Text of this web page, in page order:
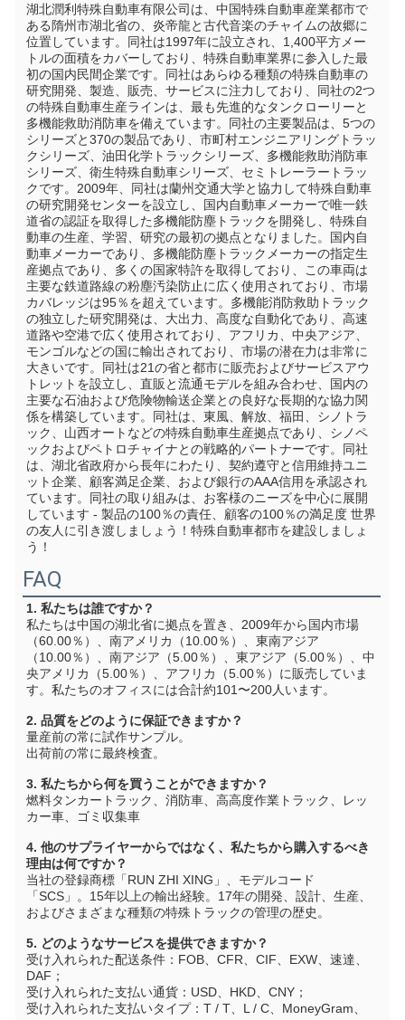
湖北潤利特殊自動車有限公司は、中国特殊自動車産業都市で
ある隋州市湖北省の、炎帝龍と古代音楽のチャイムの故郷に
位置しています。同社は1997年に設立され、1,400平方メー
トルの面積をカバーしており、特殊自動車業界に参入した最
初の国内民間企業です。同社はあらゆる種類の特殊自動車の
研究開発、製造、販売、サービスに注力しており、同社の2つ
の特殊自動車生産ラインは、最も先進的なタンクローリーと
多機能救助消防車を備えています。同社の主要製品は、5つの
シリーズと370の製品であり、市町村エンジニアリングトラッ
クシリーズ、油田化学トラックシリーズ、多機能救助消防車
シリーズ、衛生特殊自動車シリーズ、セミトレーラートラッ
クです。2009年、同社は蘭州交通大学と協力して特殊自動車
の研究開発センターを設立し、国内自動車メーカーで唯一鉄
道省の認証を取得した多機能防塵トラックを開発し、特殊自
動車の生産、学習、研究の最初の拠点となりました。国内自
動車メーカーであり、多機能防塵トラックメーカーの指定生
産拠点であり、多くの国家特許を取得しており、この車両は
主要な鉄道路線の粉塵汚染防止に広く使用されており、市場
カバレッジは95％を超えています。多機能消防救助トラック
の独立した研究開発は、大出力、高度な自動化であり、高速
道路や空港で広く使用されており、アフリカ、中央アジア、
モンゴルなどの国に輸出されており、市場の潜在力は非常に
大きいです。同社は21の省と都市に販売およびサービスアウ
トレットを設立し、直販と流通モデルを組み合わせ、国内の
主要な石油および危険物輸送企業との良好な長期的な協力関
係を構築しています。同社は、東風、解放、福田、シノトラ
ック、山西オートなどの特殊自動車生産拠点であり、シノペ
ックおよびペトロチャイナとの戦略的パートナーです。同社
は、湖北省政府から長年にわたり、契約遵守と信用維持ユニ
ット企業、顧客満足企業、および銀行のAAA信用を承認され
ています。同社の取り組みは、お客様のニーズを中心に展開
しています - 製品の100％の責任、顧客の100％の満足度 世界
の友人に引き渡しましょう！特殊自動車都市を建設しましょ
う！
FAQ
1. 私たちは誰ですか？
私たちは中国の湖北省に拠点を置き、2009年から国内市場
（60.00％）、南アメリカ（10.00％）、東南アジア
（10.00％）、南アジア（5.00％）、東アジア（5.00％）、中
央アメリカ（5.00％）、アフリカ（5.00％）に販売していま
す。私たちのオフィスには合計約101〜200人います。
2. 品質をどのように保証できますか？
量産前の常に試作サンプル。
出荷前の常に最終検査。
3. 私たちから何を買うことができますか？
燃料タンカートラック、消防車、高高度作業トラック、レッ
カー車、ゴミ収集車
4. 他のサプライヤーからではなく、私たちから購入するべき
理由は何ですか？
当社の登録商標「RUN ZHI XING」、モデルコード
「SCS」。15年以上の輸出経験。17年の開発、設計、生産、
およびさまざまな種類の特殊トラックの管理の歴史。
5. どのようなサービスを提供できますか？
受け入れられた配送条件：FOB、CFR、CIF、EXW、速達、
DAF；
受け入れられた支払い通貨：USD、HKD、CNY；
受け入れられた支払いタイプ：T / T、L / C、MoneyGram、